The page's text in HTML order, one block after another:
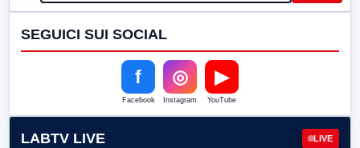
SEGUICI SUI SOCIAL
f
Facebook
◎
Instagram
▶
YouTube
LABTV LIVE LIVE